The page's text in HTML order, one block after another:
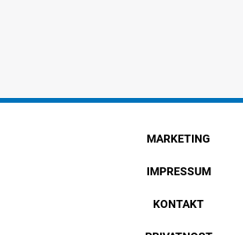
MARKETING
IMPRESSUM
KONTAKT